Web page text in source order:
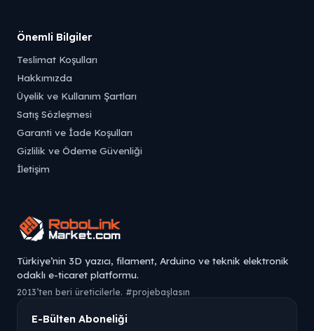
Önemli Bilgiler
Teslimat Koşulları
Hakkımızda
Üyelik ve Kullanım Şartları
Satış Sözleşmesi
Garanti ve İade Koşulları
Gizlilik ve Ödeme Güvenliği
İletişim
Türkiye’nin 3D yazıcı, filament, Arduino ve teknik elektronik
odaklı e-ticaret platformu.
2013’ten beri üreticilerle. #projebaşlasın
E-Bülten Aboneliği